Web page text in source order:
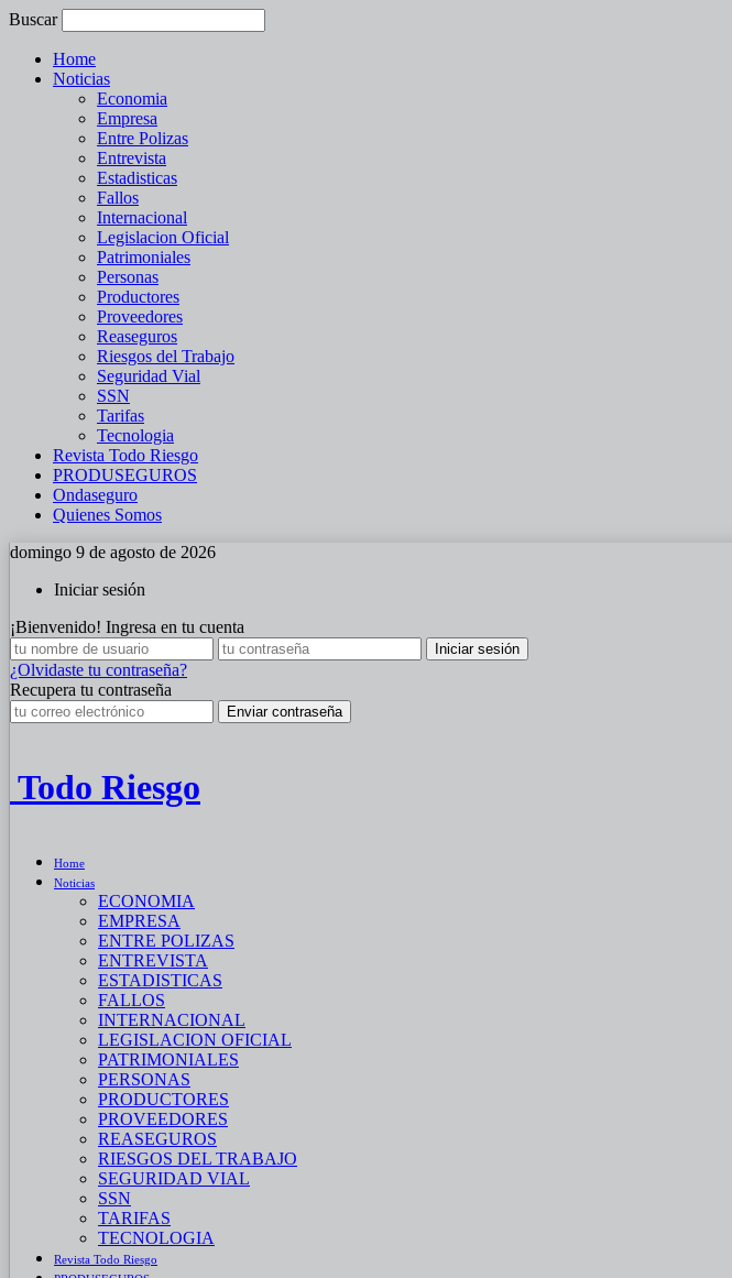
Buscar
Home
Noticias
Economia
Empresa
Entre Polizas
Entrevista
Estadisticas
Fallos
Internacional
Legislacion Oficial
Patrimoniales
Personas
Productores
Proveedores
Reaseguros
Riesgos del Trabajo
Seguridad Vial
SSN
Tarifas
Tecnologia
Revista Todo Riesgo
PRODUSEGUROS
Ondaseguro
Quienes Somos
domingo 9 de agosto de 2026
Iniciar sesión
¡Bienvenido! Ingresa en tu cuenta
¿Olvidaste tu contraseña?
Recupera tu contraseña
Todo Riesgo
Home
Noticias
ECONOMIA
EMPRESA
ENTRE POLIZAS
ENTREVISTA
ESTADISTICAS
FALLOS
INTERNACIONAL
LEGISLACION OFICIAL
PATRIMONIALES
PERSONAS
PRODUCTORES
PROVEEDORES
REASEGUROS
RIESGOS DEL TRABAJO
SEGURIDAD VIAL
SSN
TARIFAS
TECNOLOGIA
Revista Todo Riesgo